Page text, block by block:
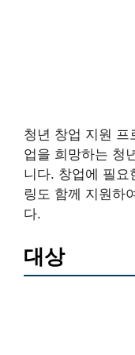
청년 창업 지원 프
업을 희망하는 청
니다. 창업에 필요
링도 함께 지원하
다.
대상